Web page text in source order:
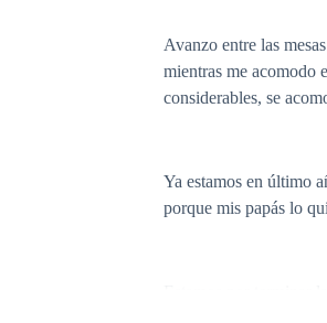
Avanzo entre las
mientras me acomodo
considerables, se
Ya estamos en último
porque mis papás lo
mi cuerpo pide y es